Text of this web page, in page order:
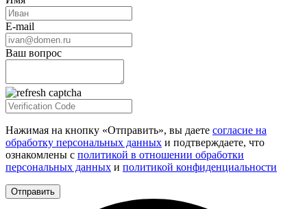
E-mail
Ваш вопрос
Нажимая на кнопку «Отправить», вы даете согласие на
обработку персональных данных и подтверждаете, что
ознакомлены с политикой в отношении обработки
персональных данных и политикой конфиденциальности